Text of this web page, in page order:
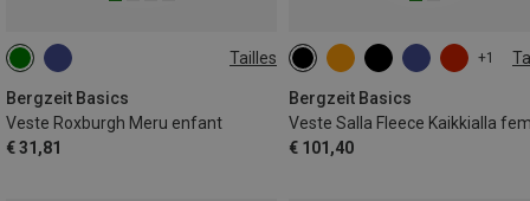
Tailles
Bergzeit Basics
Veste Roxburgh Meru enfant
€ 31,81
116
164
+1
Bergzeit Basics
Veste Salla Fleece Kaikkialla
€ 101,40
XS S M XL